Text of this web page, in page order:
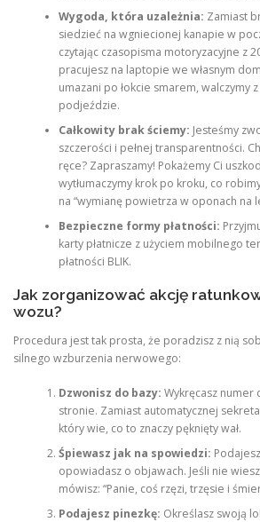
Wygoda, która uzależnia: Zamiast
siedzieć na wgniecionej kanapie w
czytając czasopisma motoryzacyjne z
pracujesz na laptopie we własnym
umazani po łokcie smarem, walczymy
podjeździe.
Całkowity brak ściemy: Jesteśmy
szczerości i pełnej transparentności.
ręce? Zapraszamy! Pokażemy Ci
wytłumaczymy krok po kroku, co
na “wymianę powietrza w oponach na
Bezpieczne formy płatności:
karty płatnicze z użyciem mobilnego
płatności BLIK.
Jak zorganizować akcję
wozu?
Procedura jest tak prosta, że poradzisz z nią
silnego wzburzenia nerwowego:
Dzwonisz do bazy: Wykręcasz numer
stronie. Zamiast automatycznej
który wie, co to znaczy pęknięty wał.
Śpiewasz jak na spowiedzi:
opowiadasz o objawach. Jeśli nie
mówisz: “Panie, coś rzęzi, trzęsie i
Podajesz pinezkę: Określasz swoją